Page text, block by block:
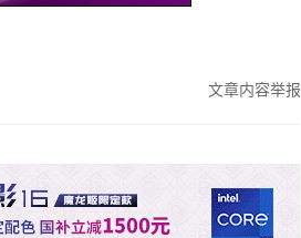
文章内容举报